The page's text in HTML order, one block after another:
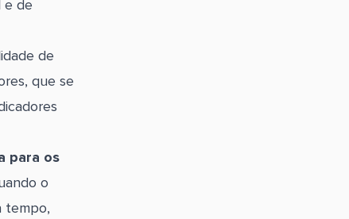
e de
de
que se
para os
o
tempo,